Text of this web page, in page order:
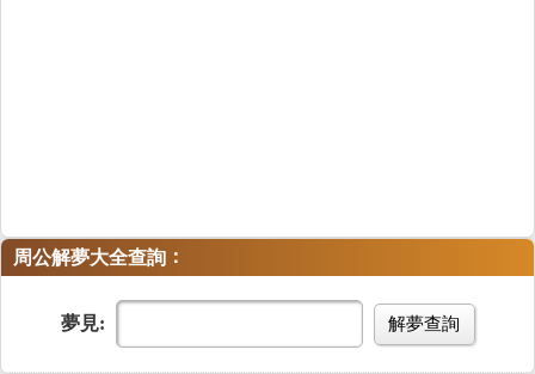
周公解夢大全查詢 ：
夢見: 解夢查詢